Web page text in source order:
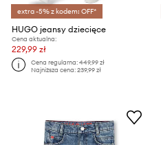
extra -5% z kodem: OFF*
HUGO jeansy dziecięce
Cena aktualna:
229,99 zł
Cena regularna:449,99 zł
Najniższa cena:239,99 zł